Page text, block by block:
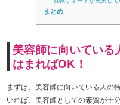
まとめ
美容師に向いている
はまればOK！
まずは、美容師に向いている人の
いれば、美容師としての素質が十